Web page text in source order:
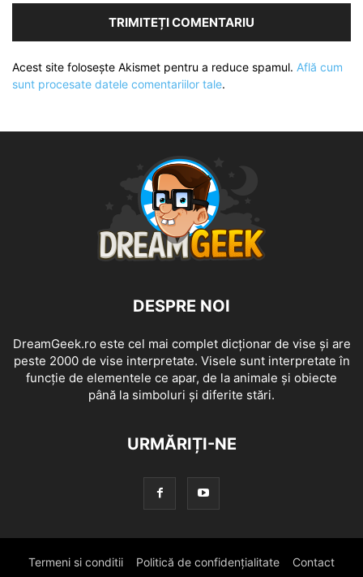
Acest site folosește Akismet pentru a reduce spamul. Află cum
sunt procesate datele comentariilor tale.
DESPRE NOI
DreamGeek.ro este cel mai complet dicționar de vise și are
peste 2000 de vise interpretate. Visele sunt interpretate în
funcție de elementele ce apar, de la animale și obiecte
până la simboluri și diferite stări.
URMĂRIȚI-NE
Termeni si conditii Politică de confidențialitate Contact